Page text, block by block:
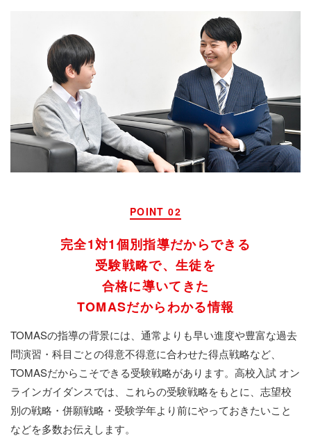
POINT 02
完全1対1個別指導だからできる
受験戦略で、生徒を
合格に導いてきた
TOMASだからわかる情報
TOMASの指導の背景には、通常よりも早い進度や豊富な過去
問演習・科目ごとの得意不得意に合わせた得点戦略など、
TOMASだからこそできる受験戦略があります。高校入試 オン
ラインガイダンスでは、これらの受験戦略をもとに、志望校
別の戦略・併願戦略・受験学年より前にやっておきたいこと
などを多数お伝えします。